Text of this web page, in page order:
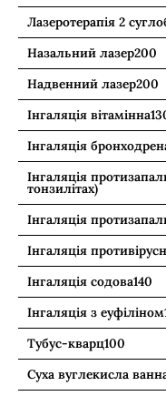
Лазеротерапія 2
Назальний лазер200
Надвенний лазер200
Інгаляція вітамінна
Інгаляція
Інгаляція
тонзилітах)
Інгаляція
Інгаляція
Інгаляція содова140
Інгаляція з еуфіліном
Тубус-кварц100
Суха вуглекисла